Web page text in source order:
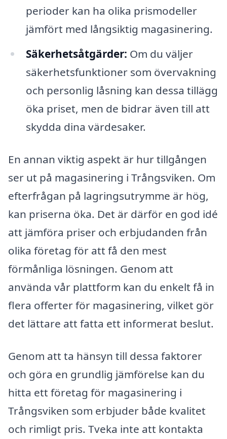
perioder kan ha olika prismodeller
jämfört med långsiktig magasinering.
Säkerhetsåtgärder: Om du väljer
säkerhetsfunktioner som övervakning
och personlig låsning kan dessa tillägg
öka priset, men de bidrar även till att
skydda dina värdesaker.
En annan viktig aspekt är hur tillgången
ser ut på magasinering i Trångsviken. Om
efterfrågan på lagringsutrymme är hög,
kan priserna öka. Det är därför en god idé
att jämföra priser och erbjudanden från
olika företag för att få den mest
förmånliga lösningen. Genom att
använda vår plattform kan du enkelt få in
flera offerter för magasinering, vilket gör
det lättare att fatta ett informerat beslut.
Genom att ta hänsyn till dessa faktorer
och göra en grundlig jämförelse kan du
hitta ett företag för magasinering i
Trångsviken som erbjuder både kvalitet
och rimligt pris. Tveka inte att kontakta